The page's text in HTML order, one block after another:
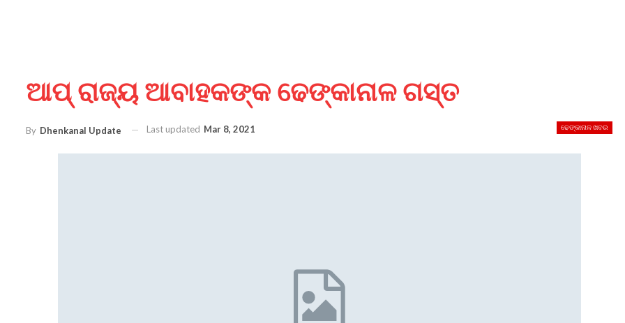
ଆପ୍ ରାଜ୍ୟ ଆବାହକଙ୍କ ଢେଙ୍କାନାଳ ଗସ୍ତ
ଢେଙ୍କାନାଳ ଖବର
By Dhenkanal Update Last updated Mar 8, 2021